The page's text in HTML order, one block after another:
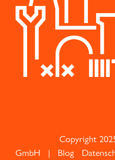
Copyright
GmbH | Blog